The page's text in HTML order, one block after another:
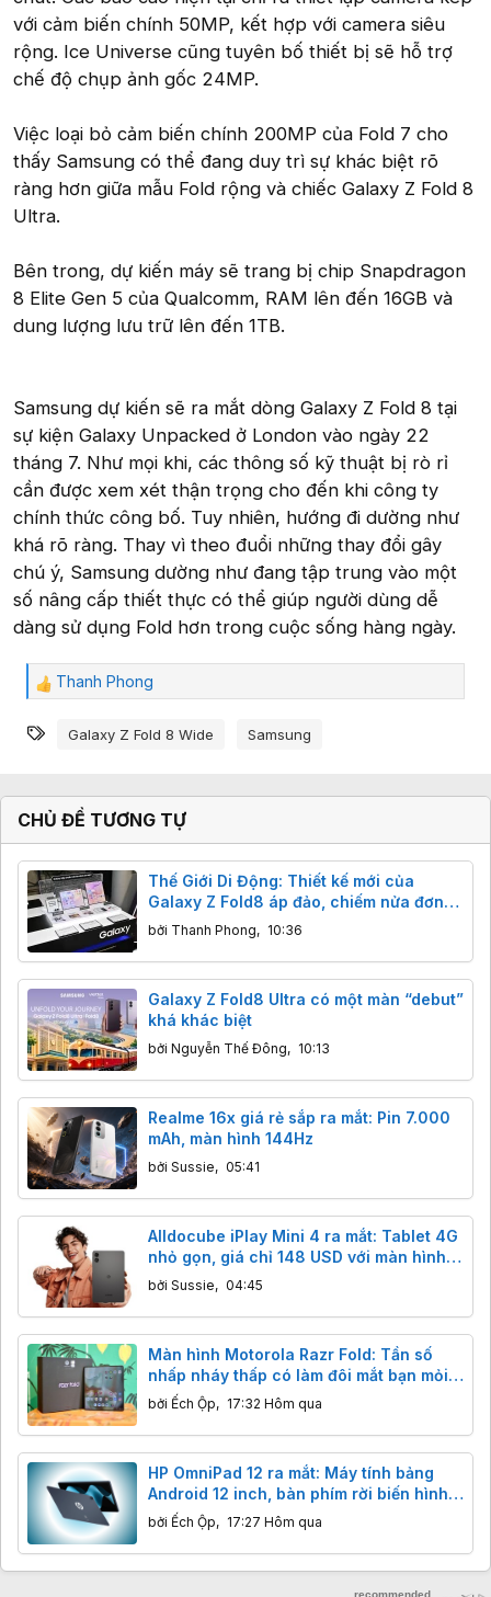
với cảm biến chính 50MP, kết hợp với camera siêu
rộng. Ice Universe cũng tuyên bố thiết bị sẽ hỗ trợ
chế độ chụp ảnh gốc 24MP.
Việc loại bỏ cảm biến chính 200MP của Fold 7 cho
thấy Samsung có thể đang duy trì sự khác biệt rõ
ràng hơn giữa mẫu Fold rộng và chiếc Galaxy Z Fold 8
Ultra.
Bên trong, dự kiến máy sẽ trang bị chip Snapdragon
8 Elite Gen 5 của Qualcomm, RAM lên đến 16GB và
dung lượng lưu trữ lên đến 1TB.
Samsung dự kiến sẽ ra mắt dòng Galaxy Z Fold 8 tại
sự kiện Galaxy Unpacked ở London vào ngày 22
tháng 7. Như mọi khi, các thông số kỹ thuật bị rò rỉ
cần được xem xét thận trọng cho đến khi công ty
chính thức công bố. Tuy nhiên, hướng đi dường như
khá rõ ràng. Thay vì theo đuổi những thay đổi gây
chú ý, Samsung dường như đang tập trung vào một
số nâng cấp thiết thực có thể giúp người dùng dễ
dàng sử dụng Fold hơn trong cuộc sống hàng ngày.
C
m
c
:
Thanh Phong
Từ khóa
Galaxy Z Fold 8 Wide Samsung
CHỦ ĐỀ TƯƠNG TỰ
Thế Giới Di Động: Thiết kế mới của
Galaxy Z Fold8 áp đảo, chiếm nửa đơn
đặt trước
bởi Thanh Phong, 10:36
Galaxy Z Fold8 Ultra có một màn “debut”
khá khác biệt
bởi Nguyễn Thế Đông, 10:13
Realme 16x giá rẻ sắp ra mắt: Pin 7.000
mAh, màn hình 144Hz
bởi Sussie, 05:41
Alldocube iPlay Mini 4 ra mắt: Tablet 4G
nhỏ gọn, giá chỉ 148 USD với màn hình
90Hz
bởi Sussie, 04:45
Màn hình Motorola Razr Fold: Tần số
nhấp nháy thấp có làm đôi mắt bạn mỏi
mệt?
bởi Ếch Ộp, 17:32 Hôm qua
HP OmniPad 12 ra mắt: Máy tính bảng
Android 12 inch, bàn phím rời biến hình
laptop, giá từ 12 triệu.
bởi Ếch Ộp, 17:27 Hôm qua